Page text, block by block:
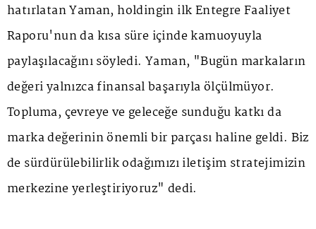
hatırlatan Yaman, holdingin ilk Entegre Faaliyet
Raporu'nun da kısa süre içinde kamuoyuyla
paylaşılacağını söyledi. Yaman, "Bugün markaların
değeri yalnızca finansal başarıyla ölçülmüyor.
Topluma, çevreye ve geleceğe sunduğu katkı da
marka değerinin önemli bir parçası haline geldi. Biz
de sürdürülebilirlik odağımızı iletişim stratejimizin
merkezine yerleştiriyoruz" dedi.